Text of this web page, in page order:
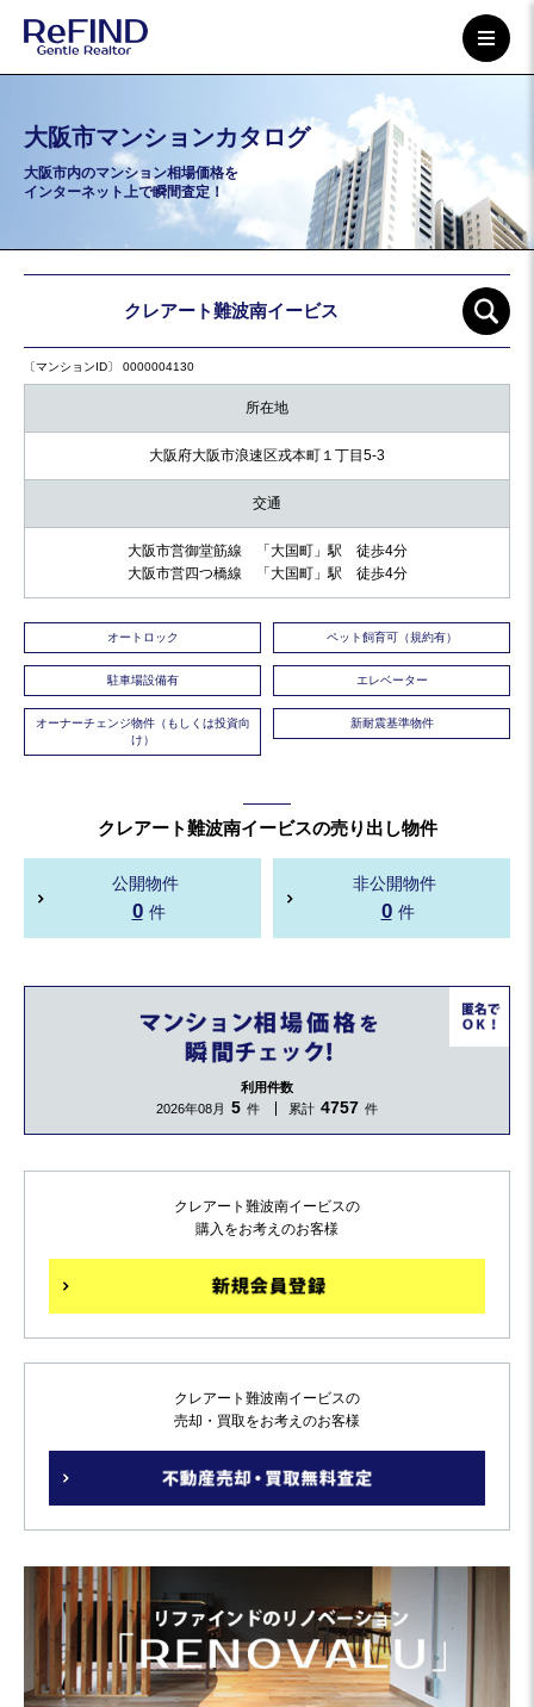
大阪市マンションカタログ
大阪市内のマンション相場価格を
インターネット上で瞬間査定！
クレアート難波南イービス
〔マンションID〕 0000004130
所在地
大阪府大阪市浪速区戎本町１丁目5-3
交通
大阪市営御堂筋線 「大国町」駅 徒歩4分
大阪市営四つ橋線 「大国町」駅 徒歩4分
オートロック ペット飼育可（規約有）
駐車場設備有 エレベーター
オーナーチェンジ物件（もしくは投資向
け）
新耐震基準物件
クレアート難波南イービスの売り出し物件
公開物件
0 件
非公開物件
0 件
利用件数
2026年08月
5 件 累計 4757 件
クレアート難波南イービスの
購入をお考えのお客様
クレアート難波南イービスの
売却・買取をお考えのお客様